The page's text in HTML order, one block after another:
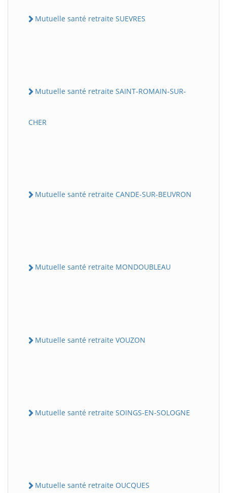
Mutuelle santé retraite SUEVRES
Mutuelle santé retraite SAINT-ROMAIN-SUR-
CHER
Mutuelle santé retraite CANDE-SUR-BEUVRON
Mutuelle santé retraite MONDOUBLEAU
Mutuelle santé retraite VOUZON
Mutuelle santé retraite SOINGS-EN-SOLOGNE
Mutuelle santé retraite OUCQUES